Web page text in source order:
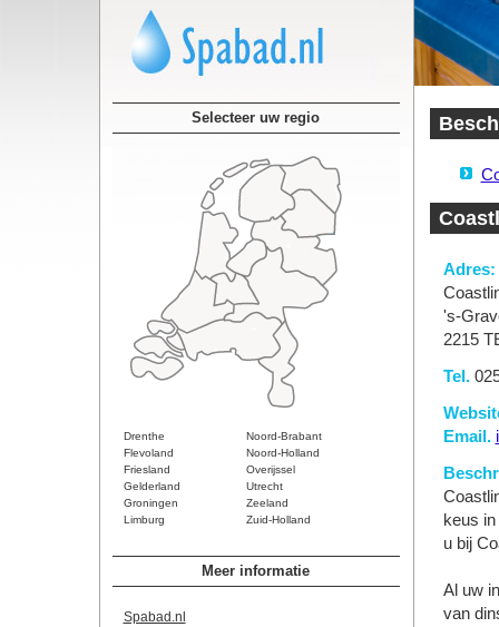
Selecteer uw regio
Drenthe
Noord-Brabant
Flevoland
Noord-Holland
Friesland
Overijssel
Gelderland
Utrecht
Groningen
Zeeland
Limburg
Zuid-Holland
Meer informatie
Spabad.nl
Adres:
's-
2215
Tel.
Email.
keus
u bij
Al uw
van